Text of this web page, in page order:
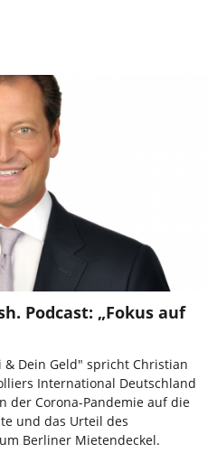
Podcast: „Fokus auf
& Dein Geld" spricht Christian
International Deutschland
der Corona-Pandemie auf die
und das Urteil des
Berliner Mietendeckel.